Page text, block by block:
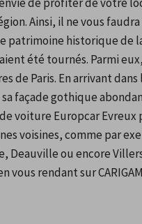
Ainsi, il ne vous
patrimoine historique
été tournés. Parmi
de Paris. En arrivant
façade gothique
voiture Europcar
voisines, comme par
ou encore
vous rendant sur